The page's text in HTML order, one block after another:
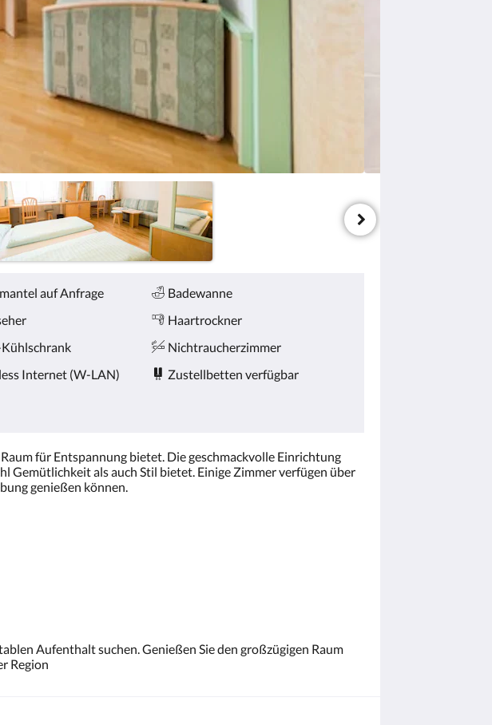
auf Anfrage
Badewanne
Haartrockner
Nichtraucherzimmer
Internet (W-LAN)
Zustellbetten verfügbar
für Entspannung bietet. Die geschmackvolle Einrichtung
Gemütlichkeit als auch Stil bietet. Einige Zimmer verfügen über
genießen können.
Aufenthalt suchen. Genießen Sie den großzügigen Raum
Region